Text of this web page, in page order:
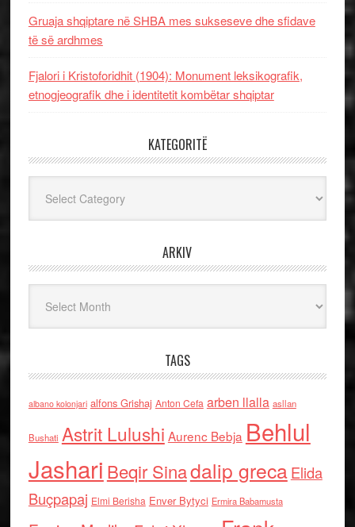
Gruaja shqiptare në SHBA mes sukseseve dhe sfidave
të së ardhmes
Fjalori i Kristoforidhit (1904): Monument leksikografik,
etnogjeografik dhe i identitetit kombëtar shqiptar
KATEGORITË
ARKIV
TAGS
albano kolonjari alfons Grishaj Anton Cefa arben llalla asllan
Bushati Astrit Lulushi Aurenc Bebja Behlul
Jashari Beqir Sinadalip grecaElida
Buçpapaj Elmi Berisha Enver Bytyci Ermira Babamusta